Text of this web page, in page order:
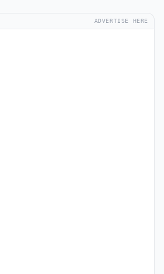
ADVERTISE HERE